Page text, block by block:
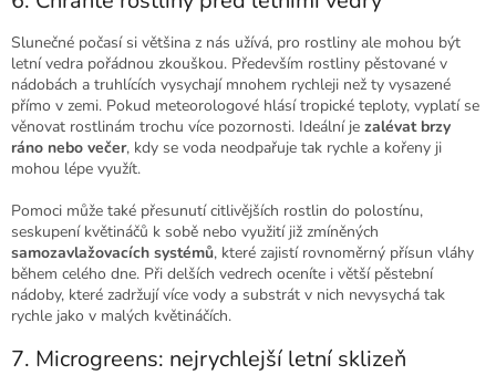
Slunečné počasí si většina z nás užívá, pro rostliny ale mohou být
letní vedra pořádnou zkouškou. Především rostliny pěstované v
nádobách a truhlících vysychají mnohem rychleji než ty vysazené
přímo v zemi. Pokud meteorologové hlásí tropické teploty, vyplatí se
věnovat rostlinám trochu více pozornosti. Ideální je zalévat brzy
ráno nebo večer, kdy se voda neodpařuje tak rychle a kořeny ji
mohou lépe využít.
Pomoci může také přesunutí citlivějších rostlin do polostínu,
seskupení květináčů k sobě nebo využití již zmíněných
samozavlažovacích systémů, které zajistí rovnoměrný přísun vláhy
během celého dne. Při delších vedrech oceníte i větší pěstební
nádoby, které zadržují více vody a substrát v nich nevysychá tak
rychle jako v malých květináčích.
7. Microgreens: nejrychlejší letní sklizeň